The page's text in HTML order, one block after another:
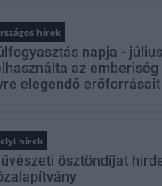
hírek
napja -
az emberiség
elegendő erőforrásait
hírek
ösztöndíjat